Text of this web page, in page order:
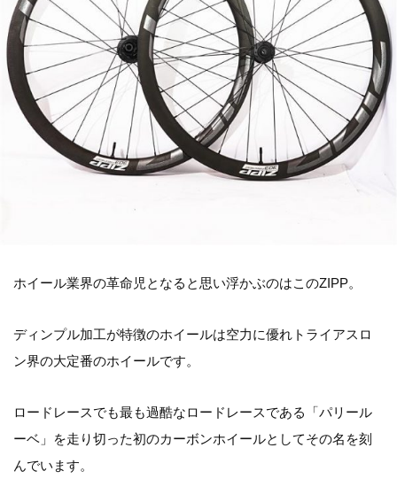
ホイール業界の革命児となると思い浮かぶのはこのZIPP。
ディンプル加工が特徴のホイールは空力に優れトライアスロ
ン界の大定番のホイールです。
ロードレースでも最も過酷なロードレースである「パリール
ーベ」を走り切った初のカーボンホイールとしてその名を刻
んでいます。